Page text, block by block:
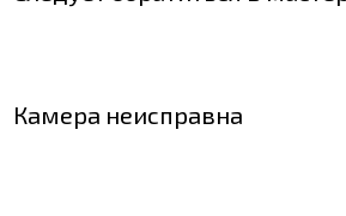
Камера неисправна